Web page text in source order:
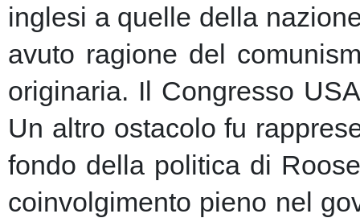
inglesi a quelle della
avuto ragione del
originaria. Il Congresso
Un altro ostacolo fu
fondo della politica di
coinvolgimento pieno nel